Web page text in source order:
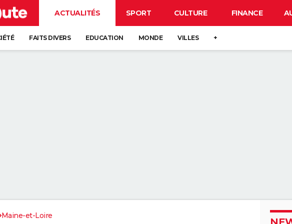
ACTUALITÉS SPORT CULTURE FINANCE
FAITS DIVERS EDUCATION MONDE VILLES +
Maine-et-Loire